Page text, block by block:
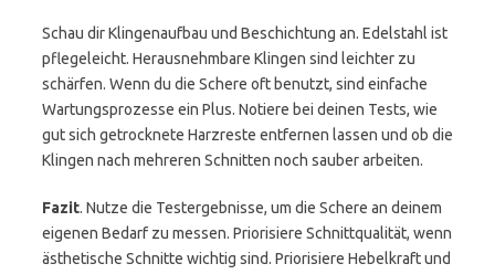
Schau dir Klingenaufbau und Beschichtung an. Edelstahl ist
pflegeleicht. Herausnehmbare Klingen sind leichter zu
schärfen. Wenn du die Schere oft benutzt, sind einfache
Wartungsprozesse ein Plus. Notiere bei deinen Tests, wie
gut sich getrocknete Harzreste entfernen lassen und ob die
Klingen nach mehreren Schnitten noch sauber arbeiten.
Fazit. Nutze die Testergebnisse, um die Schere an deinem
eigenen Bedarf zu messen. Priorisiere Schnittqualität, wenn
ästhetische Schnitte wichtig sind. Priorisiere Hebelkraft und